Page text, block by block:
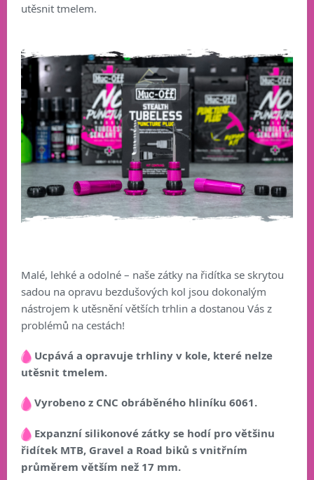
utěsnit tmelem.
Malé, lehké a odolné – naše zátky na řidítka se skrytou
sadou na opravu bezdušových kol jsou dokonalým
nástrojem k utěsnění větších trhlin a dostanou Vás z
problémů na cestách!
Ucpává a opravuje trhliny v kole, které nelze
utěsnit tmelem.
Vyrobeno z CNC obráběného hliníku 6061.
Expanzní silikonové zátky se hodí pro většinu
řidítek MTB, Gravel a Road biků s vnitřním
průměrem větším než 17 mm.